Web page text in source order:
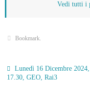
Vedi tutti i
Bookmark.
Lunedì 16 Dicembre
17.30, GEO, Rai3